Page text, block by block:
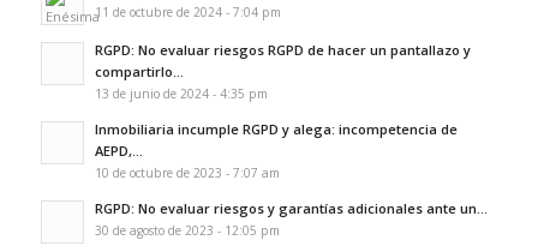
11 de octubre de 2024 - 7:04 pm
RGPD: No evaluar riesgos RGPD de hacer un pantallazo y
compartirlo...
13 de junio de 2024 - 4:35 pm
Inmobiliaria incumple RGPD y alega: incompetencia de
AEPD,...
10 de octubre de 2023 - 7:07 am
RGPD: No evaluar riesgos y garantías adicionales ante un...
30 de agosto de 2023 - 12:05 pm